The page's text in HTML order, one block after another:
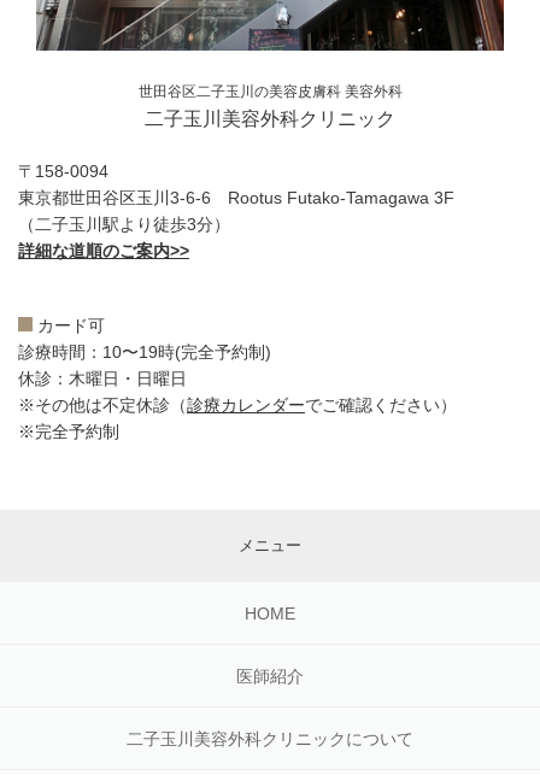
世田谷区二子玉川の美容皮膚科 美容外科
二子玉川美容外科クリニック
〒158-0094
東京都世田谷区玉川3-6-6 Rootus Futako-Tamagawa 3F
（二子玉川駅より徒歩3分）
詳細な道順のご案内>>
カード可
診療時間：10〜19時(完全予約制)
休診：木曜日・日曜日
※その他は不定休診（診療カレンダーでご確認ください）
※完全予約制
メニュー
HOME
医師紹介
二子玉川美容外科クリニックについて